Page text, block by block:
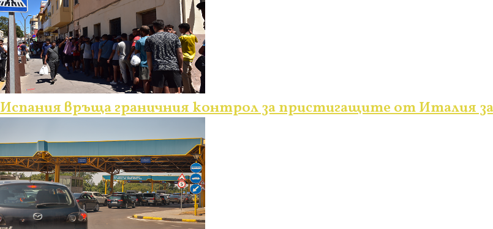
Испания връща граничния контрол за пристигащите от Италия